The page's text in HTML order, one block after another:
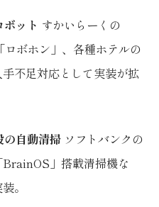
ット すかいらーくの
ボホン」、各種ホテルの
不足対応として実装が拡
の自動清掃 ソフトバンクの
」搭載清掃機な
。